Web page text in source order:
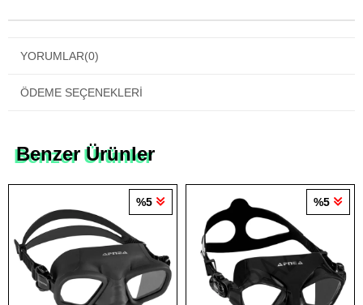
YORUMLAR(0)
ÖDEME SEÇENEKLERI
Benzer Ürünler
%5 %5